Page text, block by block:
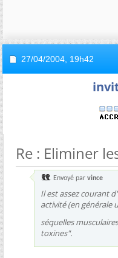
27/04/2004, 19h42
Re : Eliminer
Envoyé par vince
Il est assez courant
activité (en générale
séquelles
toxines".